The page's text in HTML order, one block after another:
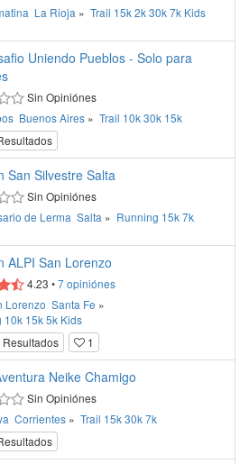
La Rioja » Trail 15k2k30k7k Kids
Uniendo Pueblos - Solo para
Sin Opiniónes
Buenos Aires » Trail 10k30k 15k
San Silvestre Salta
Sin Opiniónes
de Lerma Salta » Running 15k7k
ALPI San Lorenzo
4.23 •7opiniónes
Lorenzo Santa Fe »
10k 15k5k Kids
Resultados
1
Neike Chamigo
Sin Opiniónes
Corrientes » Trail 15k30k7k